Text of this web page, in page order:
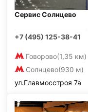
Сервис Солнцево
+7 (495) 125-38-41
Говорово(1,35 км)
Солнцево(930 м)
ул.Главмосстроя 7а